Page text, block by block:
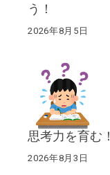
う！
2026年8月5日
思考力を育む
2026年8月3日